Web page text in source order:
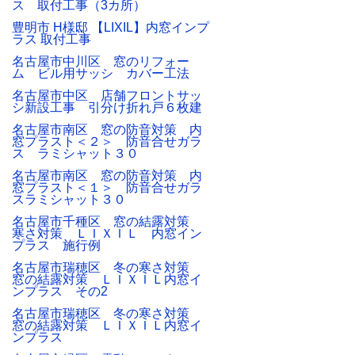
ス 取付工事（3カ所）
豊明市 H様邸 【LIXIL】内窓インプ
ラス 取付工事
名古屋市中川区 窓のリフォー
ム ビル用サッシ カバー工法
名古屋市中区 店舗フロントサッ
シ新設工事 引分け折れ戸６枚建
名古屋市南区 窓の防音対策 内
窓プラスト＜２＞ 防音合せガラ
ス ラミシャット３０
名古屋市南区 窓の防音対策 内
窓プラスト＜１＞ 防音合せガラ
スラミシャット３０
名古屋市千種区 窓の結露対策
寒さ対策 ＬＩＸＩＬ 内窓イン
プラス 施行例
名古屋市瑞穂区 冬の寒さ対策
窓の結露対策 ＬＩＸＩＬ内窓イ
ンプラス その2
名古屋市瑞穂区 冬の寒さ対策
窓の結露対策 ＬＩＸＩＬ内窓イ
ンプラス